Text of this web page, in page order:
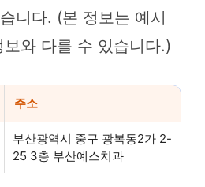
니다. (본 정보는 예시
와 다를 수 있습니다.)
주소
부산광역시 중구 광복동2가 2-
25 3층 부산예스치과